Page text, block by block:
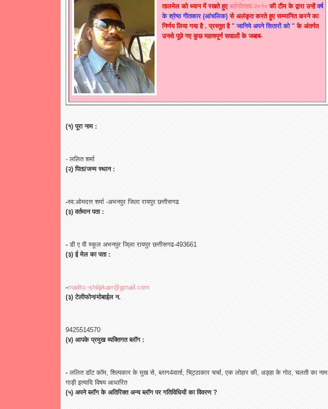
तालमेल को ध्यान में रखते हुए ब्लोगोत्सव-२०१० की टीम के द्वारा उन्हें वर्ष
के श्रेष्ठ गीतकार(आंचलिक) से अलंकृत करते हुए सम्मानित करने का
निर्णय लिया गया है.प्रस्तुत है "जानिये अपने सितारों को" के अंतर्गत
उनसे पूछे गए कुछ महत्वपूर्ण सवालों के जबाब-
(१)पूरा नाम:
-ललित शर्मा
(२)पिता/जन्म स्थान:
-स्व:ओमदत्त शर्मा-अभनपुर जिला रायपुर छत्तीसगढ
(३)वर्तमान पता:
- डी ए वी स्कूल अभनपुर जि्ला रायपुर छत्तीसगढ-493661
(३)ई मेल का पता:
-mailto:-shilpkarr@gmail.com
(३)टेलीफोन/मोबाईल न.
9425514570
(४)आपके प्रमुख व्यक्तिगत ब्लॉग:
-ललित डॉट कॉम,शिल्पकार के मुख से,ब्लाग4वार्ता,चि्ट्ठाकार चर्चा,एक लोहार की,अड़हा के गोठ,चलती का नाम
गाड़ी इत्यादि विषय आधारित
(५)अपने ब्लॉग के अतिरिक्त अन्य ब्लॉग पर गतिविधियों का विवरण?